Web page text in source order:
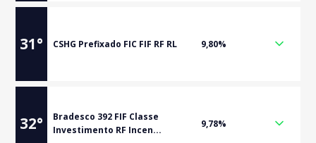
31° CSHG Prefixado FIC FIF RF RL 9,80%
32°
Bradesco 392 FIF Classe
Investimento RF Incen...
9,78%